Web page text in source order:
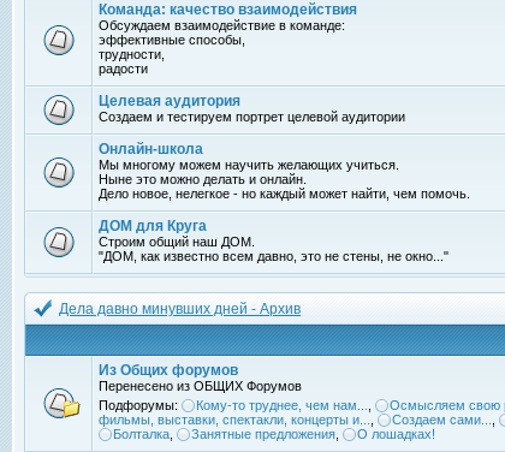
Команда: качество взаимодействия
Обсуждаем взаимодействие в команде:
эффективные способы,
трудности,
радости
Целевая аудитория
Создаем и тестируем портрет целевой аудитории
Онлайн-школа
Мы многому можем научить желающих учиться.
Ныне это можно делать и онлайн.
Дело новое, нелегкое - но каждый может найти, чем помочь.
ДОМ для Круга
Строим общий наш ДОМ.
"ДОМ, как известно всем давно, это не стены, не окно..."
Дела давно минувших дней - Архив
Из Общих форумов
Перенесено из ОБЩИХ Форумов
Подфорумы:
Кому-то труднее, чем нам... Осмысляем свою
фильмы, выставки, спектакли, концерты и...
Создаем сами...
Болталка
Занятные предложения О лошадках!